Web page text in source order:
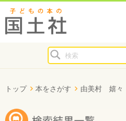
トップ 本をさがす 由美村 嬉々